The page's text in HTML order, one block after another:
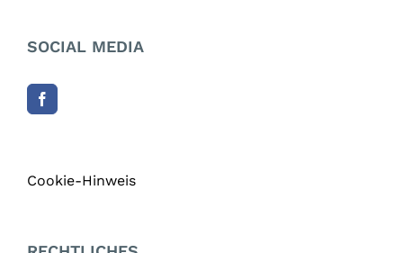
SOCIAL MEDIA
Cookie-Hinweis